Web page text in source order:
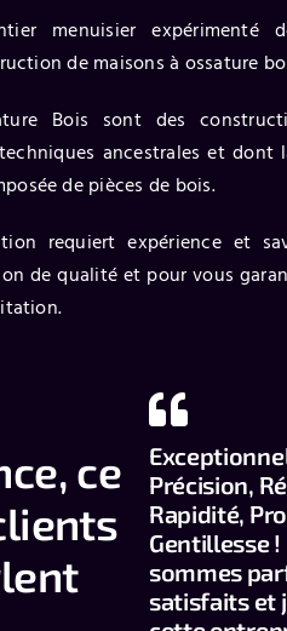
menuisier expérimenté
de maisons à ossature
Bois sont des
ancestrales et dont
de pièces de bois.
requiert expérience et
de qualité et pour vous
ce
Précision,
Rapidité,
Gentillesse
sommes
satisfaits et